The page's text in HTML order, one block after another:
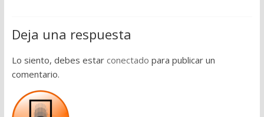
Deja una respuesta
Lo siento, debes estar conectado para publicar un
comentario.